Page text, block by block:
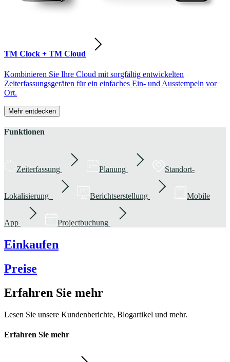
TM Clock + TM Cloud
Kombinieren Sie Ihre Cloud mit sorgfältig entwickelten
Zeiterfassungsgeräten für ein einfaches Ein- und Ausstempeln vor
Ort.
Mehr entdecken
Funktionen
Zeiterfassung Planung Standort-
Lokalisierung Berichtserstellung Mobile
App Projectbuchung
Einkaufen
Preise
Erfahren Sie mehr
Lesen Sie unsere Kundenberichte, Blogartikel und mehr.
Erfahren Sie mehr